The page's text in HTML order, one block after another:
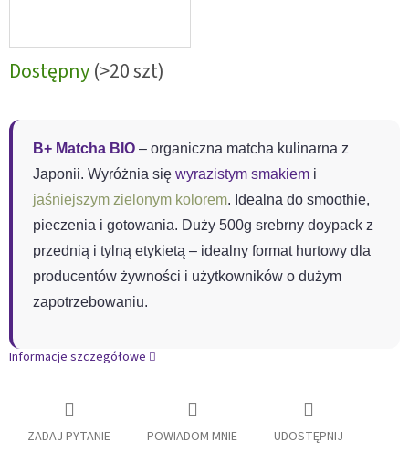
Dostępny(>20 szt)
B+ Matcha BIO – organiczna matcha kulinarna z
Japonii. Wyróżnia się wyrazistym smakiem i
jaśniejszym zielonym kolorem. Idealna do smoothie,
pieczenia i gotowania. Duży 500g srebrny doypack z
przednią i tylną etykietą – idealny format hurtowy dla
producentów żywności i użytkowników o dużym
zapotrzebowaniu.
Informacje szczegółowe
ZADAJ PYTANIE POWIADOM MNIE UDOSTĘPNIJ